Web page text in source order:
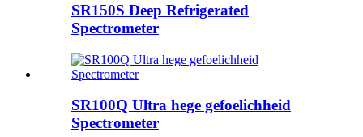
SR150S Deep Refrigerated
Spectrometer
SR100Q Ultra hege gefoelichheid
Spectrometer